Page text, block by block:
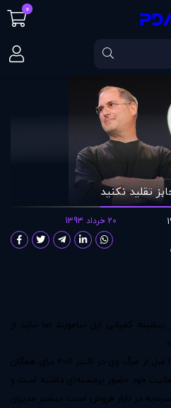
تقلید نکنید
تقلید نکنید
20 خرداد 1393
کمپانی اپل بیاموزند اما نباید از
کارهای برجسته استیو‌جابز از مدت‌ها قبل از مرگ وی در اکتبر 2011 برای همگان
خود حضور برجسته‌ای داشته است و
در بازار فروش است. بیشتر مدیران
0